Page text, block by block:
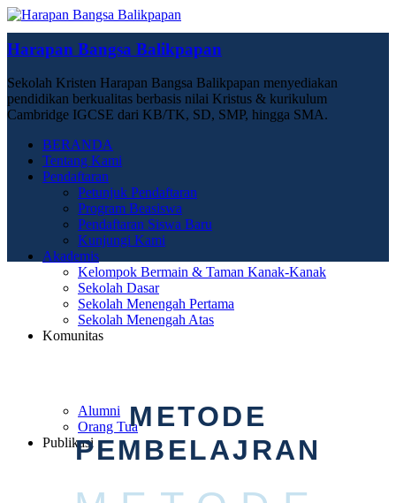
Harapan Bangsa Balikpapan
Sekolah Kristen Harapan Bangsa Balikpapan menyediakan
pendidikan berkualitas berbasis nilai Kristus & kurikulum
Cambridge IGCSE dari KB/TK, SD, SMP, hingga SMA.
BERANDA
Tentang Kami
Pendaftaran
Petunjuk Pendaftaran
Program Beasiswa
Pendaftaran Siswa Baru
Kunjungi Kami
Akademis
Kelompok Bermain & Taman Kanak-Kanak
Sekolah Dasar
Sekolah Menengah Pertama
Sekolah Menengah Atas
Komunitas
Alumni
Orang Tua
Publikasi
METODE
PEMBELAJRAN